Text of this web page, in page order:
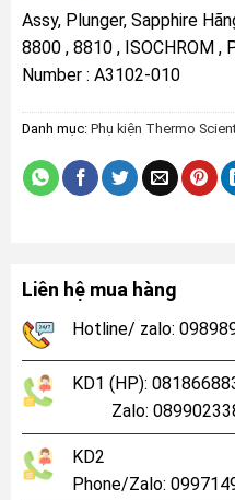
Assy, Plunger, Sapphire
8800 , 8810 , ISOCHROM
Number : A3102-010
Danh mục: Phụ kiện Thermo
Liên hệ mua hàng
Hotline/ zalo:
KD1 (HP):
Zalo:
KD2
Phone/Zalo: